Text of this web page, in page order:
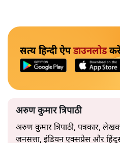
सत्य हिन्दी ऐपडाउनलोड
अरुण कुमार त्रिपाठी
अरुण कुमार त्रिपाठी, पत्रकार,
जनसत्ता, इंडियन एक्सप्रेस और